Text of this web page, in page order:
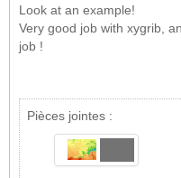
Look at an example!
Very good job with xygrib,
job !
Pièces jointes :